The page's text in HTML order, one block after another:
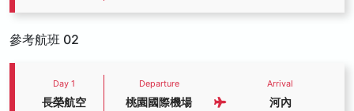
參考航班 02
Day 1
長榮航空
Departure
桃園國際機場
Arrival
河內